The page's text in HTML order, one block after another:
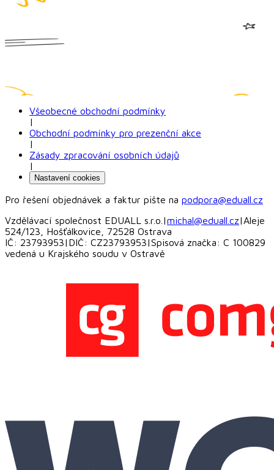
Všeobecné obchodní podmínky
|
Obchodní podmínky pro prezenční akce
|
Zásady zpracování osobních údajů
|
Nastavení cookies
Pro řešení objednávek a faktur pište na podpora@eduall.cz
Vzdělávací společnost EDUALL s.r.o. |michal@eduall.cz|Aleje
524/123, Hošťálkovice, 72528 Ostrava
IČ: 23793953| DIČ: CZ23793953|Spisová značka: C 100829
vedená u Krajského soudu v Ostravě